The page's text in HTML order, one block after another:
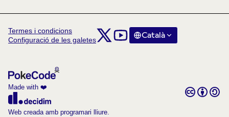
Termes i condicions
Configuració de les galetes
Comunitat Col·laboratori Catalunya a X
Comunitat Col·laboratori Catalunya
Català
Triar la llengua
Made with ❤️
(Enllaç extern)
Web creada amb programari lliure.
Amb
(Enllaç